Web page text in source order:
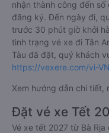
nhận thành công đến
đăng ký. Đến ngày đi,
trước 30 phút giờ khởi
tình trạng vé xe đi Tân
Tàu đã đặt, quý khách
https://vexere.com/vi-
Xem hướng dẫn chi tiết,
Đặt vé xe Tết
Vé xe tết 2027 từ Bà